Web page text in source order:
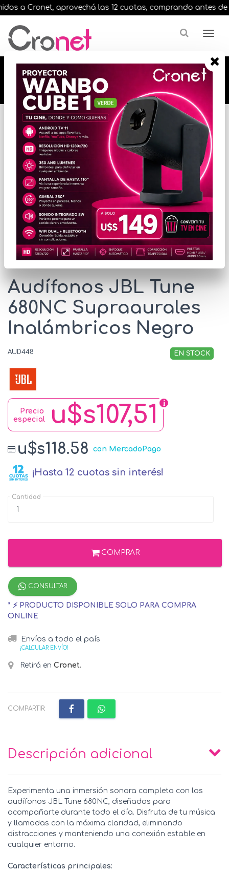
a Cronet, aprovechá las 12 cuotas, comprando antes de
🔥🔥🔥 12 cuotas, en todos nuestros artículos,
comprando antes de las 13 hrs. envíos en el
día 🔥🔥🔥
Inicio AUDIO AURICULARES / VINCHAS
* Las imágenes se exhiben con fines ilustrativos.
Audífonos JBL Tune
680NC Supraaurales
Inalámbricos Negro
AUD448 EN STOCK
u$s107,51
Precio
especial
u$s118.58 con MercadoPago
¡Hasta 12 cuotas sin interés!
Cantidad
COMPRAR
CONSULTAR
* ⚡ PRODUCTO DISPONIBLE SOLO PARA COMPRA
ONLINE
Envíos a todo el país
¡CALCULAR ENVÍO!
Retirá en Cronet.
COMPARTIR:
Descripción adicional
Experimenta una inmersión sonora completa con los
audífonos JBL Tune 680NC, diseñados para
acompañarte durante todo el día. Disfruta de tu música
y llamadas con la máxima claridad, eliminando
distracciones y manteniendo una conexión estable en
cualquier entorno.
Características principales: